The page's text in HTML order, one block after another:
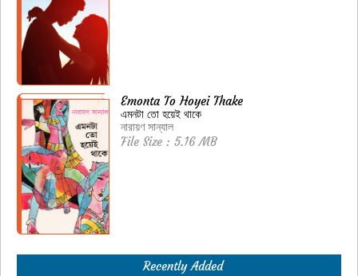
Emonta To Hoyei Thake
এমনটা তো হয়েই থাকে
নারায়ণ সান্যাল
File Size : 5.16 MB
Recently Added